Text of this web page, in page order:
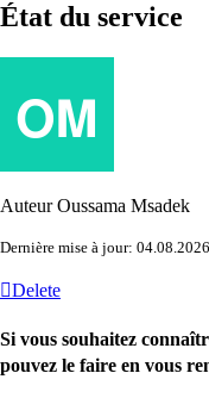
État du service
AuteurOussama Msadek
Dernière mise à jour:
Delete
Si vous souhaitez
pouvez le faire en vous